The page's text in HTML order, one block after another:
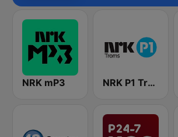
NRK mP3 NRK P1 Troms